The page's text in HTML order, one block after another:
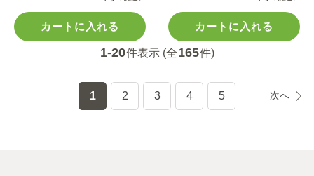
カートに入れる カートに入れる
1-20件表示 (全165件)
1 2 3 4 5 次へ